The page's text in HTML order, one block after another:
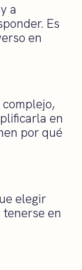
a
Es
en
en
por qué
elegir
en